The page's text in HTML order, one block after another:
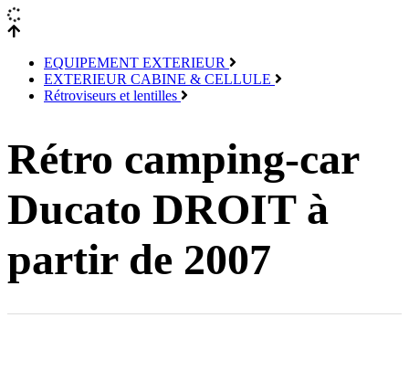
EQUIPEMENT EXTERIEUR
EXTERIEUR CABINE & CELLULE
Rétroviseurs et lentilles
Rétro camping-car
Ducato DROIT à
partir de 2007